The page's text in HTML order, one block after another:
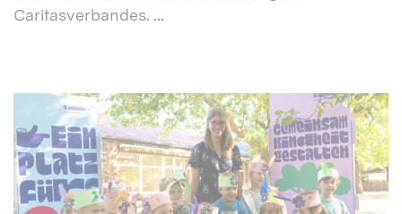
Caritasverbandes. ...